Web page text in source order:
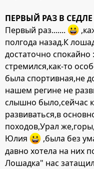
ПЕРВЫЙ РАЗ В СЕДЛЕ
Первый раз.......
полгода назад.К
достаточно спокайно
стремился,как-то
была спортивная,не
нашем регине не
слышно было,сейчас
развиваться,в
походов,Урал
Юлия
,была без
давно хотела на них
Лошадка" нас